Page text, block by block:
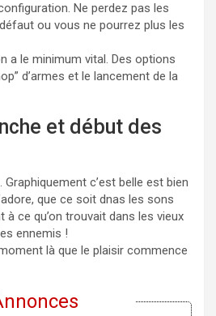
Ne perdez pas les
ou vous ne pourrez plus les
a le minimum vital. Des options
d’armes et le lancement de la
et début des
Graphiquement c’est belle est bien
que ce soit dnas les sons
à ce qu’on trouvait dans les vieux
ennemis !
là que le plaisir commence